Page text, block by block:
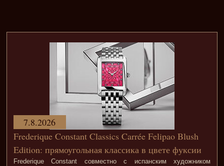
Frederique Constant Classics Carrée Felipao Blush
Edition: прямоугольная классика в цвете фуксии
Frederique Constant совместно с испанским художником
7.8.2026